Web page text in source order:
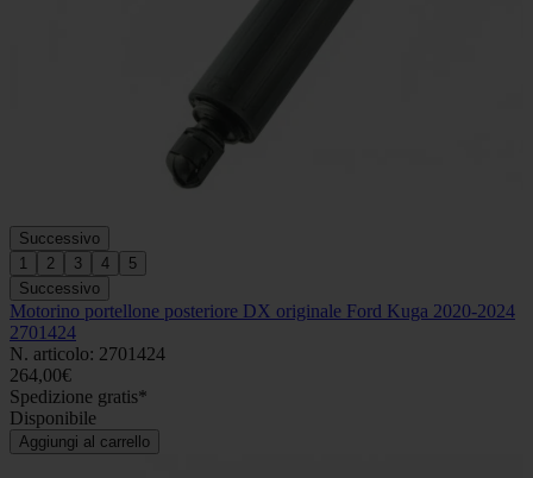
Successivo
1
2 3 4
5
Successivo
Motorino portellone posteriore DX originale Ford Kuga 2020-2024
2701424
N. articolo: 2701424
264,00€
Spedizione gratis*
Disponibile
Aggiungi al carrello